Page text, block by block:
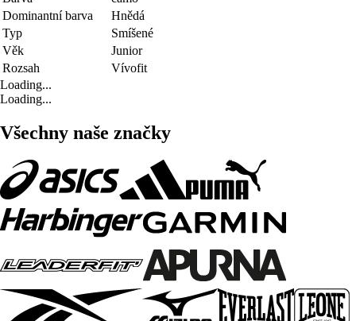
Dominantní barva
Hnědá
Typ
Smíšené
Věk
Junior
Rozsah
Vívofit
Loading...
Loading...
Všechny naše značky